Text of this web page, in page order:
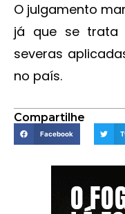
O julgamento
já que se trata
severas
no país.
Compartilhe
Facebook